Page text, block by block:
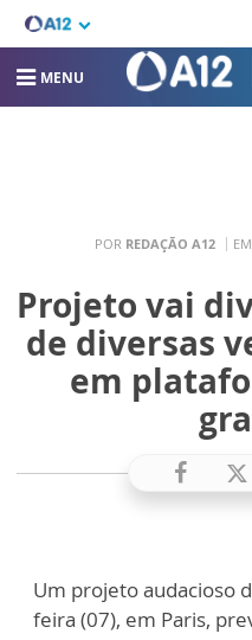
MENU
POR REDAÇÃO A12 EM
Projeto vai
de diversas
em
Um projeto audacioso
feira (07), em Paris,